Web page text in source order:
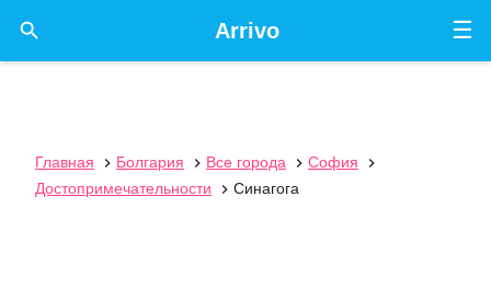
☰
Arrivo

Главная  Болгария  Все города  София

Достопримечательности
 Синагога